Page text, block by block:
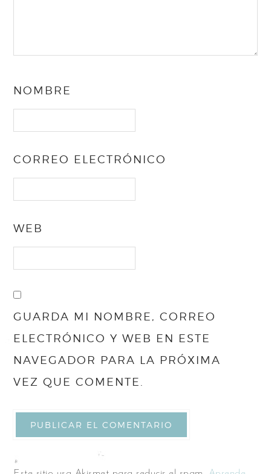
NOMBRE
CORREO ELECTRÓNICO
WEB
GUARDA MI NOMBRE, CORREO
ELECTRÓNICO Y WEB EN ESTE
NAVEGADOR PARA LA PRÓXIMA
VEZ QUE COMENTE.